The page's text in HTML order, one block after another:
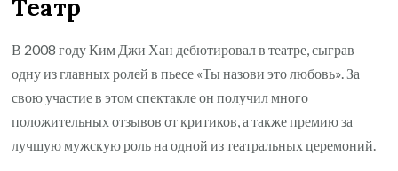
Театр
В 2008 году Ким Джи Хан дебютировал в театре, сыграв
одну из главных ролей в пьесе «Ты назови это любовь». За
свою участие в этом спектакле он получил много
положительных отзывов от критиков, а также премию за
лучшую мужскую роль на одной из театральных церемоний.